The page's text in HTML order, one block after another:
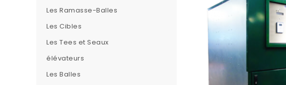
Les Ramasse-Balles
Les Cibles
Les Tees et Seaux
élévateurs
Les Balles